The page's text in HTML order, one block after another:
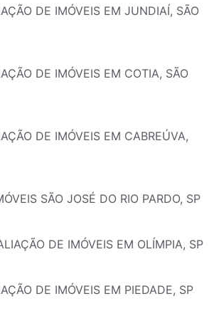
DE IMÓVEIS EM JUNDIAÍ, SÃO
DE IMÓVEIS EM COTIA, SÃO
DE IMÓVEIS EM CABREÚVA,
SÃO JOSÉ DO RIO PARDO, SP
DE IMÓVEIS EM OLÍMPIA, SP
DE IMÓVEIS EM PIEDADE, SP